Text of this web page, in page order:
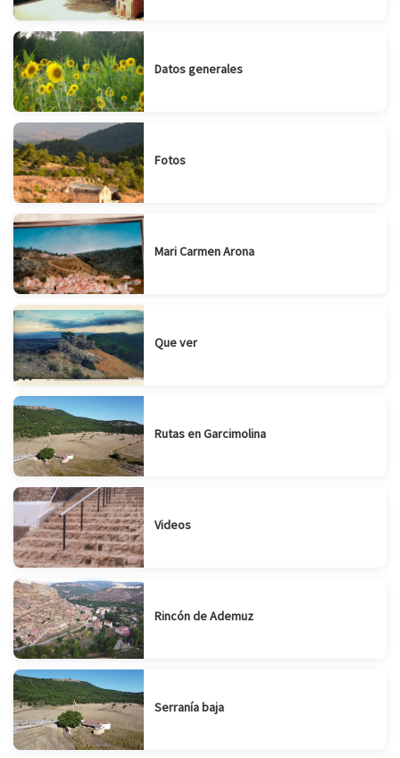
Datos generales
Fotos
Mari Carmen Arona
Que ver
Rutas en Garcimolina
Videos
Rincón de Ademuz
Serranía baja